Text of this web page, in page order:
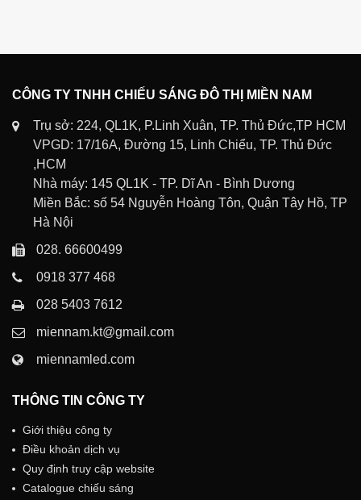
CÔNG TY TNHH CHIẾU SÁNG ĐÔ THỊ MIỀN NAM
Trụ sở: 224, QL1K, P.Linh Xuân, TP. Thủ Đức,TP HCM
VPGD: 17/16A, Đường 15, Linh Chiểu, TP. Thủ Đức
,HCM
Nhà máy: 145 QL1K - TP. Dĩ An - Bình Dương
Miền Bắc: số 54 Nguyễn Hoàng Tôn, Quận Tây Hồ, TP
Hà Nội
028. 66600499
0918 377 468
028 5403 7612
miennam.kt@gmail.com
miennamled.com
THÔNG TIN CÔNG TY
Giới thiệu công ty
Điều khoản dịch vụ
Quy định truy cập website
Catalogue chiếu sáng